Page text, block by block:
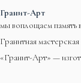
Гранит-Арт
мы воплощаем память
Гранитная мастерская
«Гранит-Арт» —